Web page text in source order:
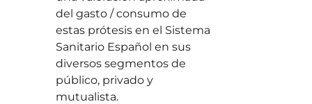
del gasto / consumo de
estas prótesis en el Sistema
Sanitario Español en sus
diversos segmentos de
público, privado y
mutualista.